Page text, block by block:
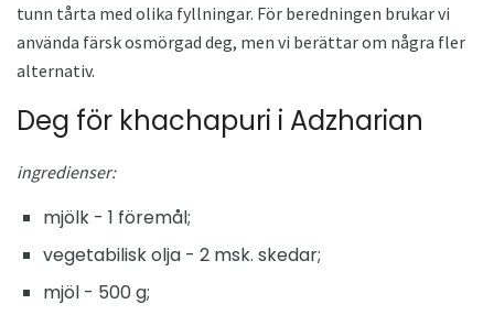
tunn tårta med olika fyllningar. För beredningen brukar vi
använda färsk osmörgad deg, men vi berättar om några fler
alternativ.
Deg för khachapuri i Adzharian
ingredienser:
mjölk - 1 föremål;
vegetabilisk olja - 2 msk. skedar;
mjöl - 500 g;